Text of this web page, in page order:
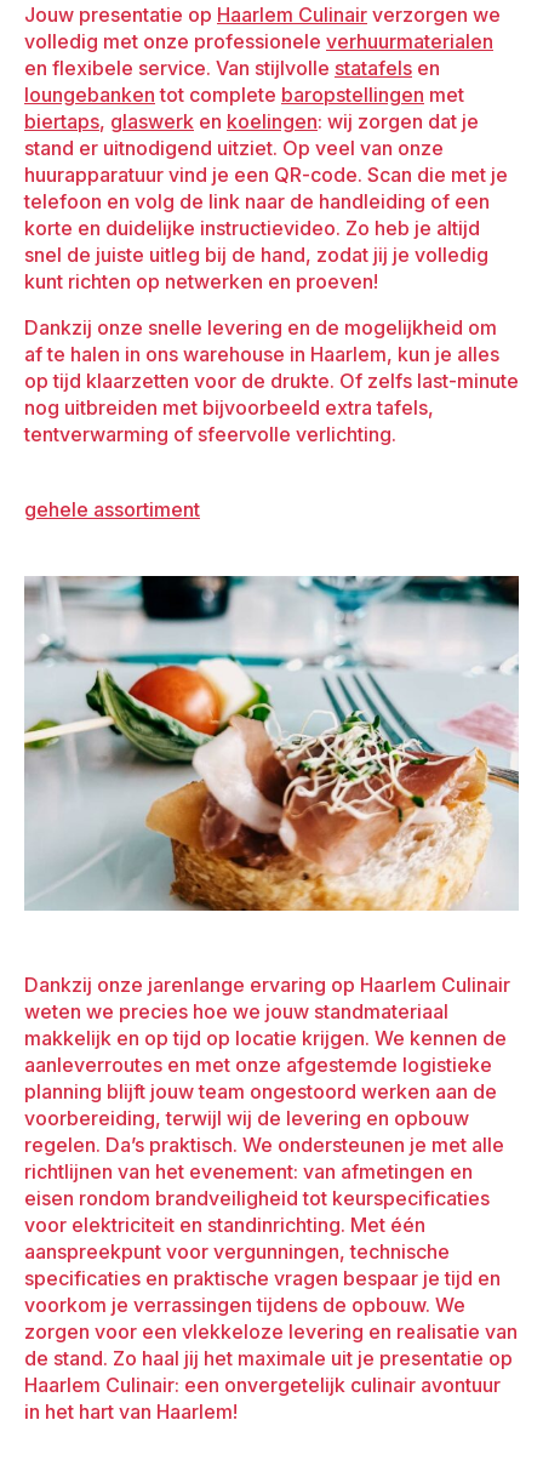
Jouw presentatie op Haarlem Culinair verzorgen we
volledig met onze professionele verhuurmaterialen
en flexibele service. Van stijlvolle statafels en
loungebanken tot complete baropstellingen met
biertaps, glaswerk en koelingen: wij zorgen dat je
stand er uitnodigend uitziet. Op veel van onze
huurapparatuur vind je een QR-code. Scan die met je
telefoon en volg de link naar de handleiding of een
korte en duidelijke instructievideo. Zo heb je altijd
snel de juiste uitleg bij de hand, zodat jij je volledig
kunt richten op netwerken en proeven!
Dankzij onze snelle levering en de mogelijkheid om
af te halen in ons warehouse in Haarlem, kun je alles
op tijd klaarzetten voor de drukte. Of zelfs last-minute
nog uitbreiden met bijvoorbeeld extra tafels,
tentverwarming of sfeervolle verlichting.
gehele assortiment
Dankzij onze jarenlange ervaring op Haarlem Culinair
weten we precies hoe we jouw standmateriaal
makkelijk en op tijd op locatie krijgen. We kennen de
aanleverroutes en met onze afgestemde logistieke
planning blijft jouw team ongestoord werken aan de
voorbereiding, terwijl wij de levering en opbouw
regelen. Da’s praktisch. We ondersteunen je met alle
richtlijnen van het evenement: van afmetingen en
eisen rondom brandveiligheid tot keurspecificaties
voor elektriciteit en standinrichting. Met één
aanspreekpunt voor vergunningen, technische
specificaties en praktische vragen bespaar je tijd en
voorkom je verrassingen tijdens de opbouw. We
zorgen voor een vlekkeloze levering en realisatie van
de stand. Zo haal jij het maximale uit je presentatie op
Haarlem Culinair: een onvergetelijk culinair avontuur
in het hart van Haarlem!